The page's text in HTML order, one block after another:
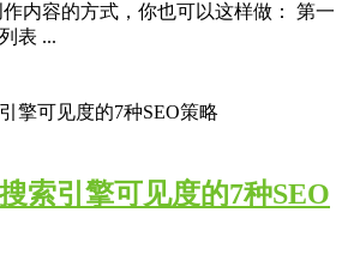
内容的方式，你也可以这样做： 第一
表 ...
索引擎可见度的7种SEO